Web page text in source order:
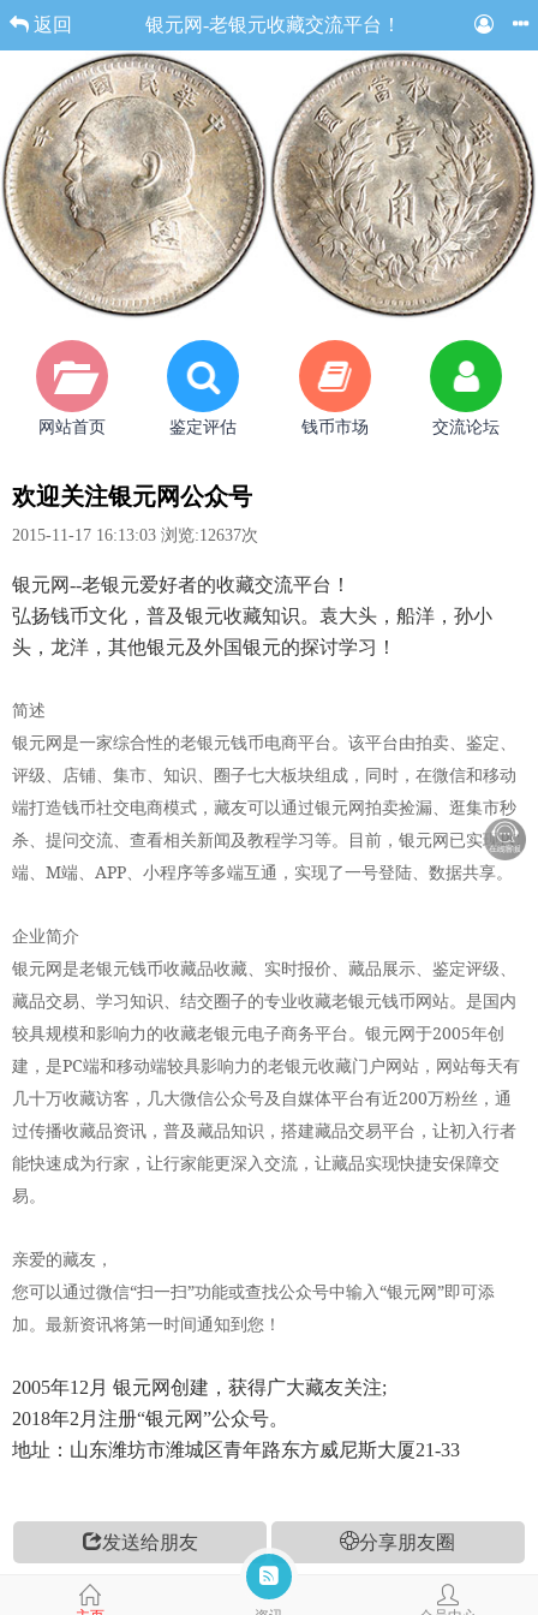
返回 银元网-老银元收藏交流平台！
网站首页 鉴定评估 钱币市场 交流论坛
欢迎关注银元网公众号
2015-11-17 16:13:03 浏览:12637次
银元网--老银元爱好者的收藏交流平台！
弘扬钱币文化，普及银元收藏知识。袁大头，船洋，孙小
头，龙洋，其他银元及外国银元的探讨学习！
简述
银元网是一家综合性的老银元钱币电商平台。该平台由拍卖、鉴定、
评级、店铺、集市、知识、圈子七大板块组成，同时，在微信和移动
端打造钱币社交电商模式，藏友可以通过银元网拍卖捡漏、逛集市秒
杀、提问交流、查看相关新闻及教程学习等。目前，银元网已实现PC
端、 M端、 APP 、小程序等多端互通，实现了一号登陆、数据共享。
企业简介
银元网是老银元钱币收藏品收藏、实时报价、藏品展示、鉴定评级、
藏品交易、学习知识、结交圈子的专业收藏老银元钱币网站。是国内
较具规模和影响力的收藏老银元电子商务平台。银元网于2005年创
建，是PC端和移动端较具影响力的老银元收藏门户网站，网站每天有
几十万收藏访客，几大微信公众号及自媒体平台有近200万粉丝，通
过传播收藏品资讯，普及藏品知识，搭建藏品交易平台，让初入行者
能快速成为行家，让行家能更深入交流，让藏品实现快捷安保障交
易。
亲爱的藏友，
您可以通过微信“扫一扫”功能或查找公众号中输入 “银元网 ”即可添
加。最新资讯将第一时间通知到您！
2005年12月 银元网创建，获得广大藏友关注;
2018年2月注册“银元网”公众号。
地址：山东潍坊市潍城区青年路东方威尼斯大厦21-33
发送给朋友 分享朋友圈